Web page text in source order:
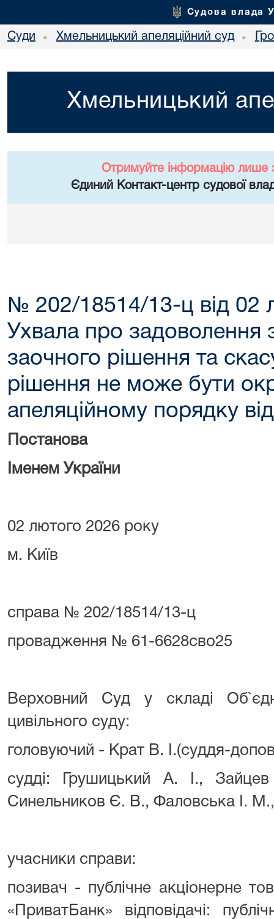
Судова влада
Суди • Хмельницький апеляційний суд •
Хмельницький
Отримуйте інформацію лише
Єдиний Контакт-центр судової
№ 202/18514/13-ц від 02
Ухвала про задоволення
заочного рішення та
рішення не може бути
апеляційному порядку
Постанова
Іменем України
02 лютого 2026 року
м. Київ
справа № 202/18514/13-ц
провадження № 61-6628сво25
Верховний Суд у складі
цивільного суду:
головуючий - Крат В. І.(суддя-
судді: Грушицький А. І.,
Синельников Є. В., Фаловська І.
учасники справи:
позивач - публічне акціонерне
«ПриватБанк» відповідачі: